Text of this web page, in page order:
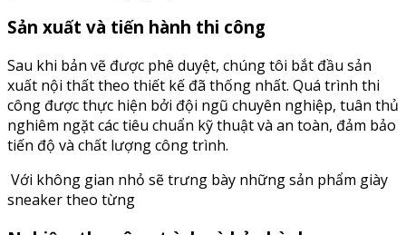
Sản xuất và tiến hành thi công
Sau khi bản vẽ được phê duyệt, chúng tôi bắt đầu sản
xuất nội thất theo thiết kế đã thống nhất. Quá trình thi
công được thực hiện bởi đội ngũ chuyên nghiệp, tuân thủ
nghiêm ngặt các tiêu chuẩn kỹ thuật và an toàn, đảm bảo
tiến độ và chất lượng công trình.
Với không gian nhỏ sẽ trưng bày những sản phẩm giày
sneaker theo từng